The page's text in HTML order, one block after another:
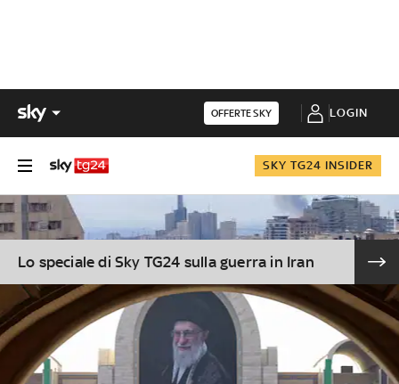
OFFERTE SKY LOGIN
SKY TG24 INSIDER
Lo speciale di Sky TG24 sulla guerra in Iran